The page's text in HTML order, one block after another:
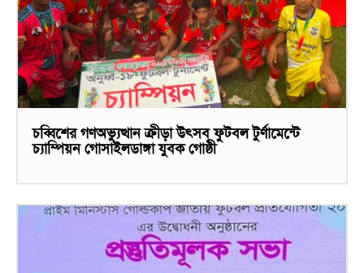
চব্বিশের গণঅভ্যুত্থান ক্রীড়া উৎসব ফুটবল টুর্ণামেন্টে
চ্যাম্পিয়ন গোসাইলডাঙ্গা যুবক গোষ্ঠী